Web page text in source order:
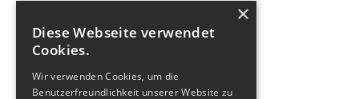
FOLGE UNS
FacebookInstagram
×
Diese Webseite verwendet
Cookies.
Wir verwenden Cookies, um die
Benutzerfreundlichkeit unserer Website zu